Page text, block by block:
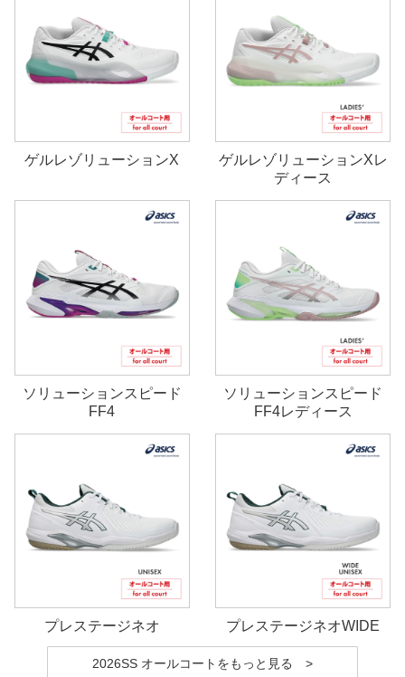
ゲルレゾリューションX
ゲルレゾリューションXレ
ディース
ソリューションスピード
FF4
ソリューションスピード
FF4レディース
プレステージネオ プレステージネオWIDE
2026SS オールコートをもっと見る >